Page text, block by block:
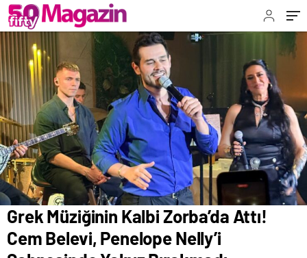
Bırakmadı
Grek Müziğinin Kalbi Zorba’da Attı!
Cem Belevi, Penelope Nelly’i